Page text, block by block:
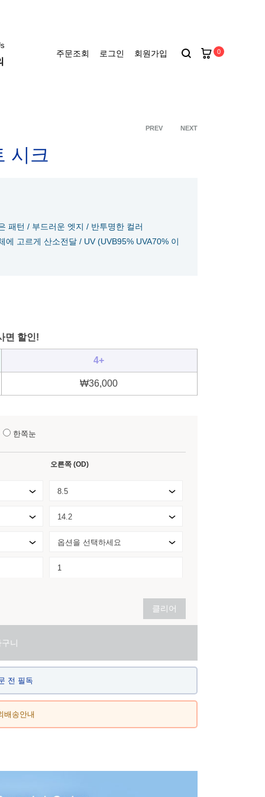
주문조회 로그인 회원가입
난시렌즈
0
PREV NEXT
시크
패턴 / 부드러운 엣지 / 반투명한 컬러
고르게 산소전달 / UV (UVB95% UVA70% 이
면 할인!
4+
₩36,000
한쪽눈
오른쪽 (OD)
8.5
14.2
옵션을 선택하세요
클리어
니
전 필독
배송안내